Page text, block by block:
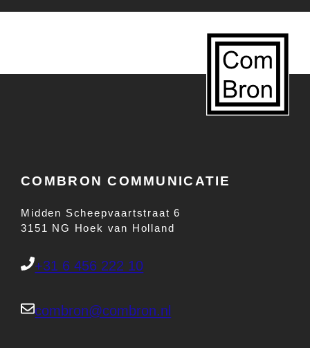
COMBRON COMMUNICATIE
Midden Scheepvaartstraat 6
3151 NG Hoek van Holland
+31 6 456 222 10
combron@combron.nl